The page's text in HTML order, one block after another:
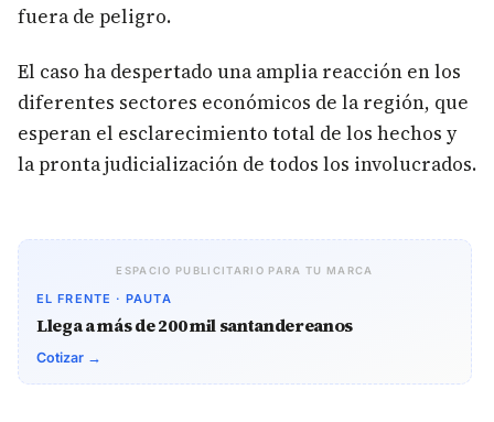
fuera de peligro.
El caso ha despertado una amplia reacción en los
diferentes sectores económicos de la región, que
esperan el esclarecimiento total de los hechos y
la pronta judicialización de todos los involucrados.
ESPACIO PUBLICITARIO PARA TU MARCA
EL FRENTE · PAUTA
Llega a más de 200 mil santandereanos
Cotizar →